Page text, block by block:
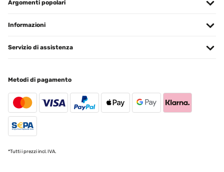
Wir haben uns den Wandheizkörper für unser neues Bad gekauft,
und zweckmäßig.Schon beim Auspacken konnten wir uns von der
fehlerfrei und harmoniert super mit unserer Fensterfarbe im
RAL7022 Farbton.Die Montage konnte dank der mitgelieferten
Wandschrauben problemlos erfolgen. Die Wandschrauben sind
nicht wackelt. Da sich unser Kleinkind gern überall hochzieht, war
uns dieser Punkt besonders wichtig.Die Reinigung ist leicht, da
Badheizkörpern ist das traumhaft und spart unheimlich viel Zeit
Argomenti popolari
Informazioni
Servizio di assistenza
Metodi di pagamento
*Tutti i prezzi incl. IVA.